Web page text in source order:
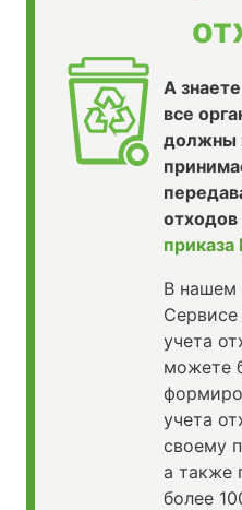
А
все
должны
В нашем
учета
можете
учета
своему
а также
более